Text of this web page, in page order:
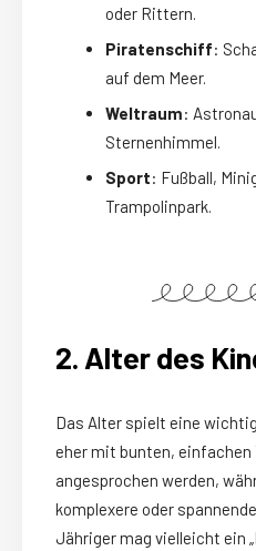
oder Rittern.
Piratenschiff:
auf dem Meer.
Weltraum:
Sternenhimmel.
Sport: Fußball,
Trampolinpark.
2. Alter des
Das Alter spielt eine
eher mit bunten, einfachen
angesprochen werden,
komplexere oder
Jähriger mag vielleicht ein